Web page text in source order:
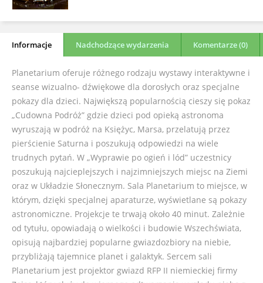
Informacje Nadchodzące wydarzenia Komentarze (0)
Planetarium oferuje różnego rodzaju wystawy interaktywne i
seanse wizualno- dźwiękowe dla dorosłych oraz specjalne
pokazy dla dzieci. Największą popularnością cieszy się pokaz
„Cudowna Podróż” gdzie dzieci pod opieką astronoma
wyruszają w podróż na Księżyc, Marsa, przelatują przez
pierścienie Saturna i poszukują odpowiedzi na wiele
trudnych pytań. W „Wyprawie po ogień i lód” uczestnicy
poszukują najcieplejszych i najzimniejszych miejsc na Ziemi
oraz w Układzie Słonecznym. Sala Planetarium to miejsce, w
którym, dzięki specjalnej aparaturze, wyświetlane są pokazy
astronomiczne. Projekcje te trwają około 40 minut. Zależnie
od tytułu, opowiadają o wielkości i budowie Wszechświata,
opisują najbardziej popularne gwiazdozbiory na niebie,
przybliżają tajemnice planet i galaktyk. Sercem sali
Planetarium jest projektor gwiazd RFP II niemieckiej firmy